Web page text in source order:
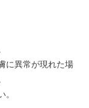
に異常が現れた場
。